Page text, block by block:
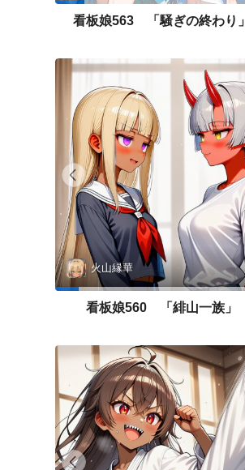
看板娘563 「騒ぎの終わり」
火山縁華
看板娘560 「緋山一族」